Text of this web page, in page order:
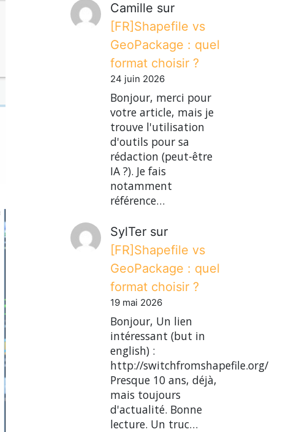
Camille sur
[FR]Shapefile vs
GeoPackage : quel
format choisir ?
24 juin 2026
Bonjour, merci pour
votre article, mais je
trouve l'utilisation
d'outils pour sa
rédaction (peut-être
IA ?). Je fais
notamment
référence…
SylTer sur
[FR]Shapefile vs
GeoPackage : quel
format choisir ?
19 mai 2026
Bonjour, Un lien
intéressant (but in
english) :
http://switchfromshapefile.org/
Presque 10 ans, déjà,
mais toujours
d'actualité. Bonne
lecture. Un truc…